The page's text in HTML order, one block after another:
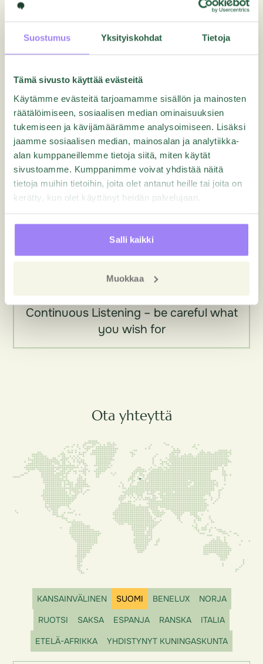
Suostumus Yksityiskohdat Tietoja
Tämä sivusto käyttää evästeitä
Käytämme evästeitä tarjoamamme sisällön ja mainosten
räätälöimiseen, sosiaalisen median ominaisuuksien
tukemiseen ja kävijämäärämme analysoimiseen. Lisäksi
jaamme sosiaalisen median, mainosalan ja analytiikka-
alan kumppaneillemme tietoja siitä, miten käytät
sivustoamme. Kumppanimme voivat yhdistää näitä
tietoja muihin tietoihin, joita olet antanut heille tai joita on
kerätty, kun olet käyttänyt heidän palvelujaan.
Salli kaikki
Muokkaa
Crosstalk | Rise of the (Ro)bots
Continuous Listening – be careful what
you wish for
Ota yhteyttä
KANSAINVÄLINEN SUOMI BENELUX
NORJA
RUOTSI
SAKSA ESPANJA RANSKA
ITALIA
ETELÄ-AFRIKKA
YHDISTYNYT KUNINGASKUNTA